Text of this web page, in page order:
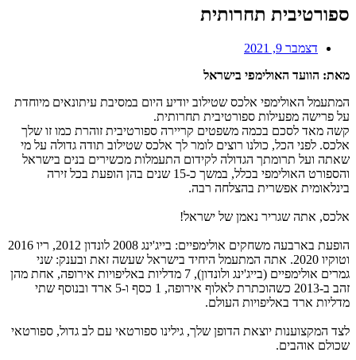
ספורטיבית תחרותית
דצמבר 9, 2021
מאת: הוועד האולימפי בישראל
המתעמל האולימפי אלכס שטילוב יודיע היום במסיבת עיתונאים מיוחדת
על פרישה מפעילות ספורטיבית תחרותית.
קשה מאד לסכם בכמה משפטים קריירה ספורטיבית זוהרת כמו זו שלך
אלכס. לפני הכל, כולנו רוצים לומר לך אלכס שטילוב תודה גדולה על מי
שאתה ועל תרומתך הגדולה לקידום התעמלות מכשירים בנים בישראל
והספורט האולימפי בכלל, במשך כ-15 שנים בהן הופעת בכל זירה
בינלאומית אפשרית בהצלחה רבה.
אלכס, אתה שגריר נאמן של ישראל!
הופעת בארבעה משחקים אולימפיים: בייג'ינג 2008 לונדון 2012, ריו 2016
וטוקיו 2020. אתה המתעמל היחיד בישראל שעשה זאת ובענק: שני
גמרים אולימפיים (בייג'ינג ולונדון), 7 מדליות באליפויות אירופה, אחת מהן
זהב ב-2013 כשהוכתרת לאלוף אירופה, 1 כסף ו-5 ארד ובנוסף שתי
מדליות ארד באליפויות העולם.
לצד המקצוענות יוצאת הדופן שלך, גילינו ספורטאי עם לב גדול, ספורטאי
שכולם אוהבים.